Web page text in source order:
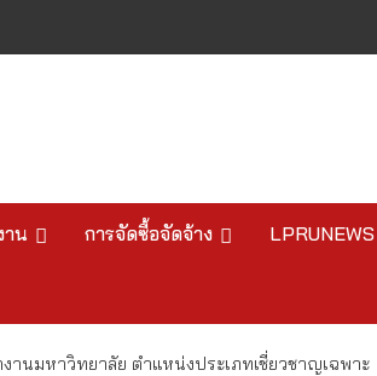
าน การจัดซื้อจัดจ้าง LPRUNEWS
นมหาวิทยาลัย ตำแหน่งประเภทเชี่ยวชาญเฉพาะ